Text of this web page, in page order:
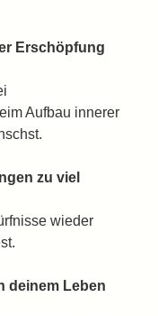
Erschöpfung
Aufbau innerer
zu viel
wieder
deinem Leben